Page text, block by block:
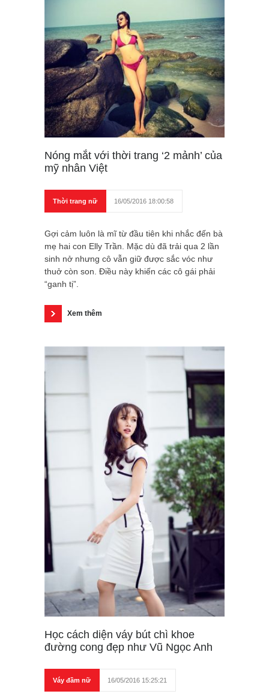
Nóng mắt với thời trang ‘2 mảnh’ của
mỹ nhân Việt
Thời trang nữ 16/05/2016 18:00:58
Gợi cảm luôn là mĩ từ đầu tiên khi nhắc đến bà
mẹ hai con Elly Trần. Mặc dù đã trải qua 2 lần
sinh nở nhưng cô vẫn giữ được sắc vóc như
thuở còn son. Điều này khiến các cô gái phải
“ganh tị”.
Xem thêm
Học cách diện váy bút chì khoe
đường cong đẹp như Vũ Ngọc Anh
Váy đầm nữ 16/05/2016 15:25:21